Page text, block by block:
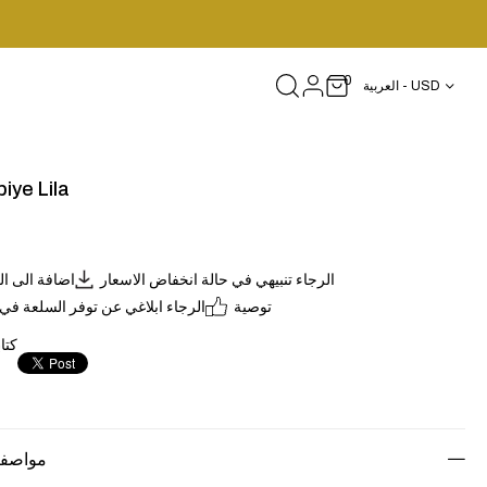
0 العربية - USD
Lila
اضافة الى
الرجاء تنبيهي في حالة انخفاض الاسعار
الرجاء ابلاغي عن توفر السلعة
توصية